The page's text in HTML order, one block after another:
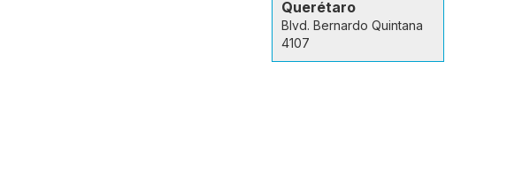
Querétaro
Blvd. Bernardo Quintana
4107